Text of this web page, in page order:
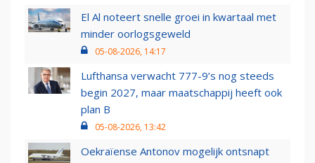
El Al noteert snelle groei in kwartaal met
minder oorlogsgeweld
05-08-2026, 14:17
Lufthansa verwacht 777-9’s nog steeds
begin 2027, maar maatschappij heeft ook
plan B
05-08-2026, 13:42
Oekraïense Antonov mogelijk ontsnapt